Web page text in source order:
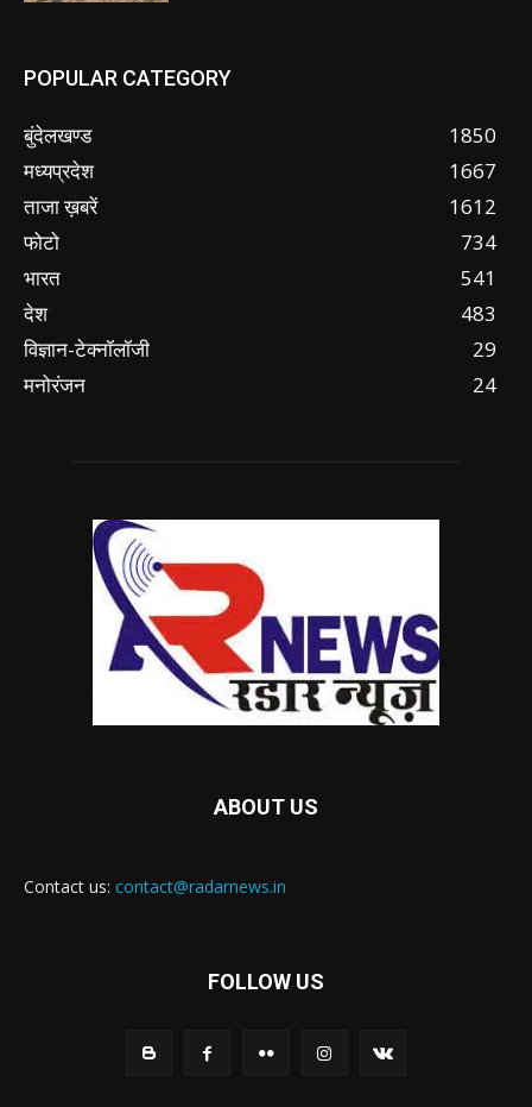
POPULAR CATEGORY
बुंदेलखण्ड
1850
मध्यप्रदेश
1667
ताजा ख़बरें
1612
फोटो
734
भारत
541
देश
483
विज्ञान-टेक्नॉलॉजी
29
मनोरंजन
24
ABOUT US
Contact us: contact@radarnews.in
FOLLOW US